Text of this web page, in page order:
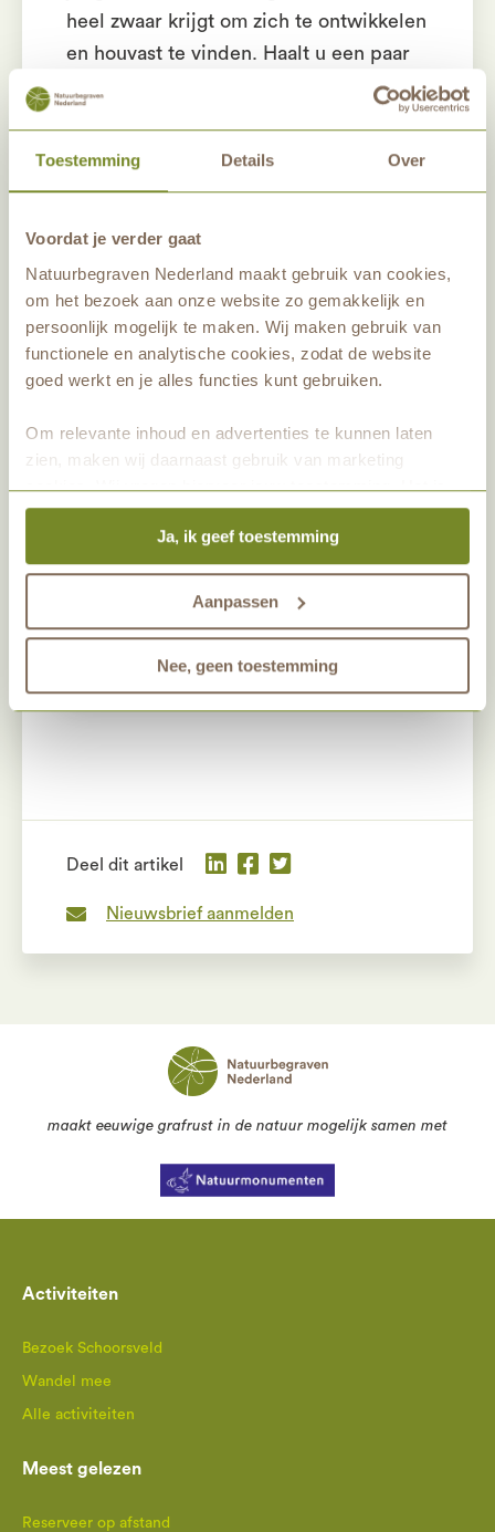
Toestemming Details Over
Voordat je verder gaat
Natuurbegraven Nederland maakt gebruik van cookies,
om het bezoek aan onze website zo gemakkelijk en
persoonlijk mogelijk te maken. Wij maken gebruik van
functionele en analytische cookies, zodat de website
goed werkt en je alles functies kunt gebruiken.
Om relevante inhoud en advertenties te kunnen laten
zien, maken wij daarnaast gebruik van marketing
cookies. Wij vragen hiervoor jouw toestemming. Het is
altijd mogelijk om je toestemming te veranderen. Alle
marketingprestaties worden geanalyseerd, zodat we
onze gasten nog beter kunnen helpen. Wil je meer weten
over het gebruik van cookies? Bekijk dan de andere
Ja, ik geef toestemming
Aanpassen
Nee, geen toestemming
heel zwaar krijgt om zich te ontwikkelen
en houvast te vinden. Haalt u een paar
grotere takken weg van de boom, dan
naartoe. Deze energie kan de dan weer
voedingsopname.
Halverwege maart en de hele maand
april zullen deze snoeiwerkzaamheden
plaatsvinden. We doen dit niet tijdens
de wond, die na het snoeien ontstaat.
Deel dit artikel
Nieuwsbrief aanmelden
maakt eeuwige grafrust in de natuur mogelijk samen met
Activiteiten
Bezoek Schoorsveld
Wandel mee
Alle activiteiten
Meest gelezen
Reserveer op afstand